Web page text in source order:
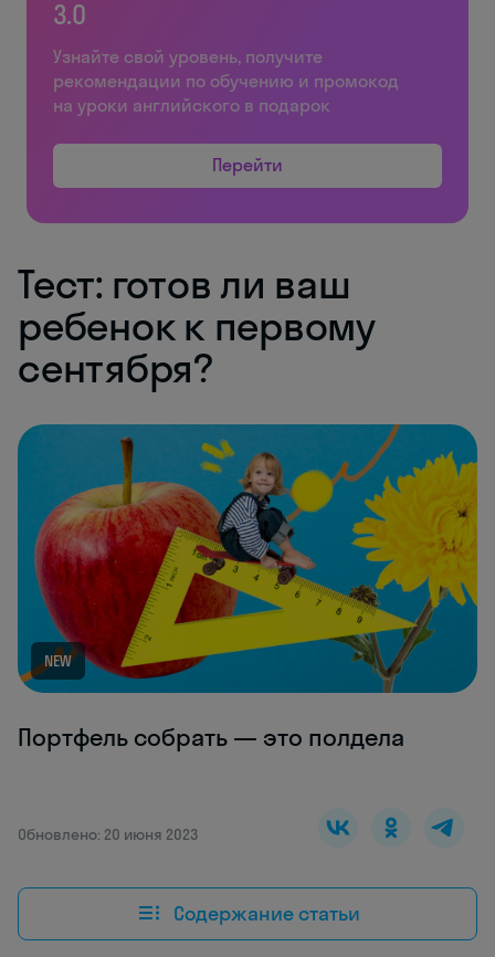
3.0
Узнайте свой уровень, получите
рекомендации по обучению и промокод
на уроки английского в подарок
Перейти
Тест: готов ли ваш
ребенок к первому
сентября?
NEW
Портфель собрать — это полдела
Обновлено: 20 июня 2023
Содержание статьи